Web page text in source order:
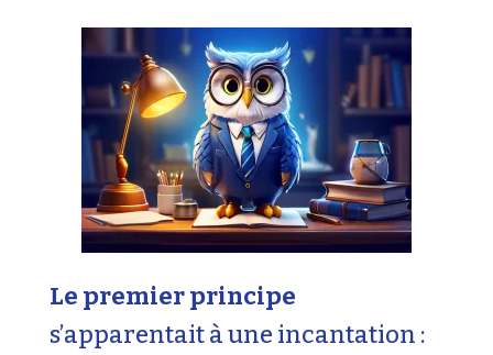
Le premier principe
s’apparentait à une incantation :